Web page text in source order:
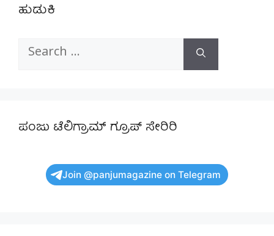
ಹುಡುಕಿ
Search
ಪಂಜು ಟೆಲಿಗ್ರಾಮ್ ಗ್ರೂಪ್ ಸೇರಿರಿ
Join @panjumagazine on Telegram